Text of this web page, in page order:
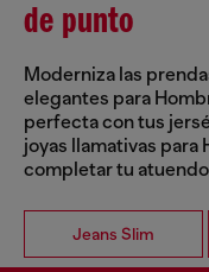
de punto
Moderniza las
elegantes para
perfecta con tus
joyas llamativas para
completar tu
Jeans Slim